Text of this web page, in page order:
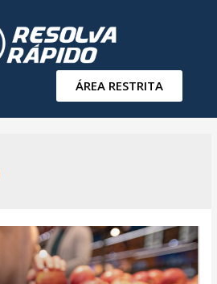
ÁREA RESTRITA